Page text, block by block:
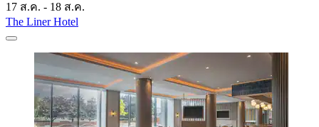
17 ส.ค. - 18 ส.ค.
The Liner Hotel